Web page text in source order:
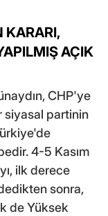
KARARI,
AÇIK
CHP'ye
siyasal partinin
4-5 Kasım
ilk derece
sonra,
de Yüksek